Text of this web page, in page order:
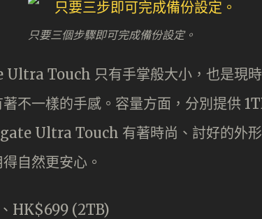
只要三個步驟即可完成備份設定。
Ultra Touch 只有手掌般大小，也是現
不一樣的手感。容量方面，分別提供
Ultra Touch 有著時尚、討好的外
自然更安心。
HK$699 (2TB)